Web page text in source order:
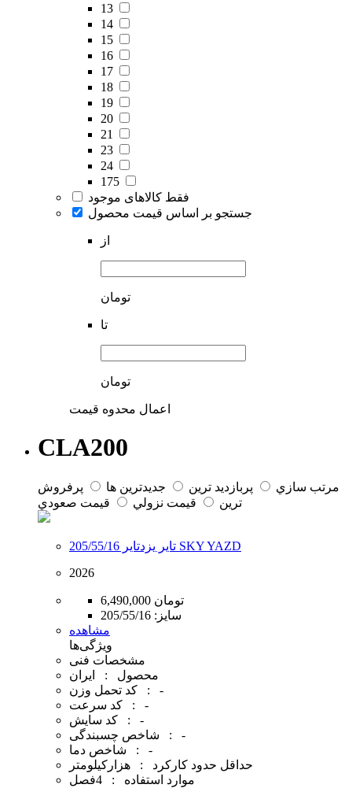
13
14
15
16
17
18
19
20
21
23
24
175
فقط کالاهای موجود
جستجو بر اساس قیمت محصول
از
تومان
تا
تومان
اعمال محدوه قیمت
CLA200
مرتب سازي پربازديد ترين جديدترين ها
پرفروش
ترين
قيمت نزولي قيمت صعودي
تایر یزدتایر 205/55/16 SKY YAZD
2026
6,490,000 تومان
سایز: 205/55/16
مشاهده
ویژگی‌ها
مشخصات فنی
محصول : ایران
کد تحمل وزن : -
کد سرعت : -
کد سایش : -
شاخص چسبندگی : -
شاخص دما : -
حداقل حدود کارکرد : هزارکیلومتر
موارد استفاده : 4فصل